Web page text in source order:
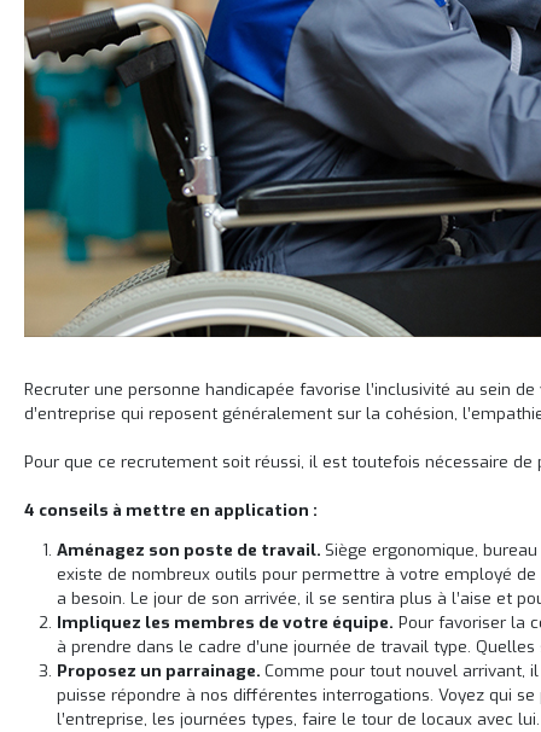
Recruter une personne handicapée favorise l’inclusivité au sein
d’entreprise qui reposent généralement sur la cohésion,
Pour que ce recrutement soit réussi, il est toutefois nécessaire
4 conseils à mettre en application :
Aménagez son poste de travail. Siège ergonomique,
existe de nombreux outils pour permettre à votre employé
a besoin. Le jour de son arrivée, il se sentira plus à l’aise et
Impliquez les membres de votre équipe. Pour favoriser la
à prendre dans le cadre d’une journée de travail type.
Proposez un parrainage.Comme pour tout nouvel arrivant,
puisse répondre à nos différentes interrogations. Voyez qui
l’entreprise, les journées types, faire le tour de locaux avec